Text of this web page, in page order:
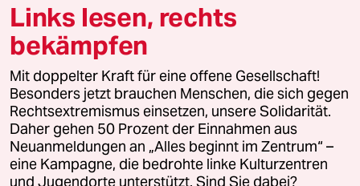
© 2026 taz Verlags und Vertriebs GmbH
Alle Rechte vorbehalten. Bei rechtlichen Fragen oder für Genehmigungen
wenden Sie sich bitte an
lizenzen@taz.de
Feedback Redaktionsstatut Kommune-Richtlinien
Leitlinie Informant Datenschutz Impressum AGB
Links lesen, rechts
bekämpfen
Mit doppelter Kraft für eine offene Gesellschaft!
Besonders jetzt brauchen Menschen, die sich gegen
Rechtsextremismus einsetzen, unsere Solidarität.
Daher gehen 50 Prozent der Einnahmen aus
Neuanmeldungen an „Alles beginnt im Zentrum“ –
eine Kampagne, die bedrohte linke Kulturzentren
und Jugendorte unterstützt. Sind Sie dabei?